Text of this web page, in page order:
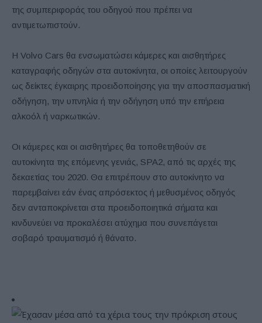
της συμπεριφοράς του οδηγού που πρέπει να
αντιμετωπιστούν.
Η Volvo Cars θα ενσωματώσει κάμερες και αισθητήρες
καταγραφής οδηγών στα αυτοκίνητα, οι οποίες λειτουργούν
ως δείκτες έγκαιρης προειδοποίησης για την αποσπασματική
οδήγηση, την υπνηλία ή την οδήγηση υπό την επήρεια
αλκοόλ ή ναρκωτικών.
Οι κάμερες και οι αισθητήρες θα τοποθετηθούν σε
αυτοκίνητα της επόμενης γενιάς, SPA2, από τις αρχές της
δεκαετίας του 2020. Θα επιτρέπουν στο αυτοκίνητο να
παρεμβαίνει εάν ένας απρόσεκτος ή μεθυσμένος οδηγός
δεν ανταποκρίνεται στα προειδοποιητικά σήματα και
κινδυνεύει να προκαλέσει ατύχημα που συνεπάγεται
σοβαρό τραυματισμό ή θάνατο.